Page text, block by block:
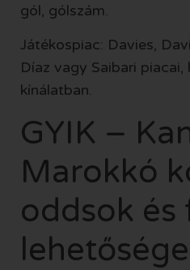
gól, gólszám.
Játékospiac: Davies,
Díaz vagy Saibari piacai,
kínálatban.
GYIK –
Marokkó
oddsok és